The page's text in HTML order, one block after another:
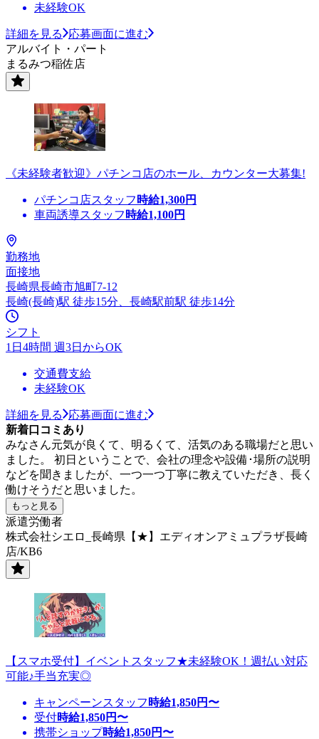
未経験OK
詳細を見る
応募画面に進む
アルバイト・パート
まるみつ稲佐店
《未経験者歓迎》パチンコ店のホール、カウンター大募集!
パチンコ店スタッフ 時給1,300円
車両誘導スタッフ 時給1,100円
勤務地
面接地
長崎県長崎市旭町7-12
長崎(長崎)駅 徒歩15分、長崎駅前駅 徒歩14分
シフト
1日4時間 週3日からOK
交通費支給
未経験OK
詳細を見る
応募画面に進む
新着口コミあり
みなさん元気が良くて、明るくて、活気のある職場だと思い
ました。 初日ということで、会社の理念や設備･場所の説明
などを聞きましたが、一つ一つ丁寧に教えていただき、長く
働けそうだと思いました。
もっと見る
派遣労働者
株式会社シエロ_長崎県【★】エディオンアミュプラザ長崎
店/KB6
【スマホ受付】イベントスタッフ★未経験OK！週払い対応
可能♪手当充実◎
キャンペーンスタッフ 時給1,850円〜
受付時給1,850円〜
携帯ショップ時給1,850円〜